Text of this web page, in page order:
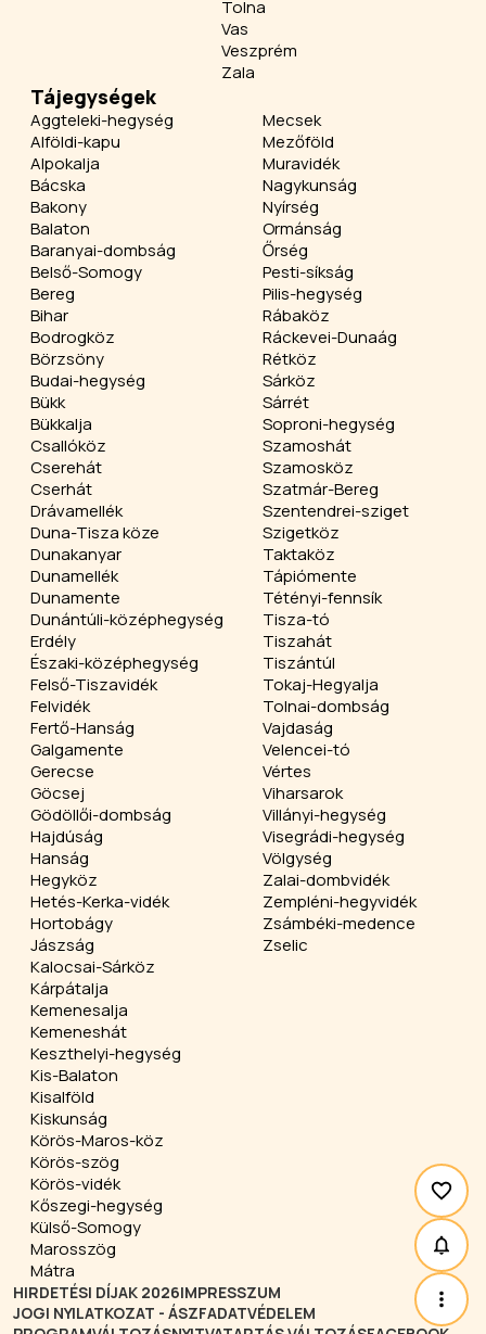
Tolna
Vas
Veszprém
Zala
Tájegységek
Aggteleki-hegység
Alföldi-kapu
Alpokalja
Bácska
Bakony
Balaton
Baranyai-dombság
Belső-Somogy
Bereg
Bihar
Bodrogköz
Börzsöny
Budai-hegység
Bükk
Bükkalja
Csallóköz
Cserehát
Cserhát
Drávamellék
Duna-Tisza köze
Dunakanyar
Dunamellék
Dunamente
Dunántúli-középhegység
Erdély
Északi-középhegység
Felső-Tiszavidék
Felvidék
Fertő-Hanság
Galgamente
Gerecse
Göcsej
Gödöllői-dombság
Hajdúság
Hanság
Hegyköz
Hetés-Kerka-vidék
Hortobágy
Jászság
Kalocsai-Sárköz
Kárpátalja
Kemenesalja
Kemeneshát
Keszthelyi-hegység
Kis-Balaton
Kisalföld
Kiskunság
Körös-Maros-köz
Körös-szög
Körös-vidék
Kőszegi-hegység
Külső-Somogy
Marosszög
Mátra
Mecsek
Mezőföld
Muravidék
Nagykunság
Nyírség
Ormánság
Őrség
Pesti-síkság
Pilis-hegység
Rábaköz
Ráckevei-Dunaág
Rétköz
Sárköz
Sárrét
Soproni-hegység
Szamoshát
Szamosköz
Szatmár-Bereg
Szentendrei-sziget
Szigetköz
Taktaköz
Tápiómente
Tétényi-fennsík
Tisza-tó
Tiszahát
Tiszántúl
Tokaj-Hegyalja
Tolnai-dombság
Vajdaság
Velencei-tó
Vértes
Viharsarok
Villányi-hegység
Visegrádi-hegység
Völgység
Zalai-dombvidék
Zempléni-hegyvidék
Zsámbéki-medence
Zselic
HIRDETÉSI DÍJAK 2026IMPRESSZUM
JOGI NYILATKOZAT - ÁSZFADATVÉDELEM